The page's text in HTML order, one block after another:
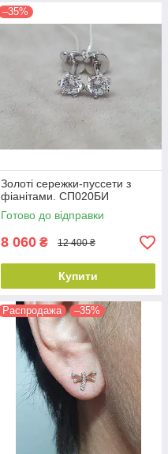
–35%
Золоті сережки-пуссети з
фіанітами. СП020БИ
Готово до відправки
8 060 ₴ 12 400 ₴
Купити
Распродажа –35%